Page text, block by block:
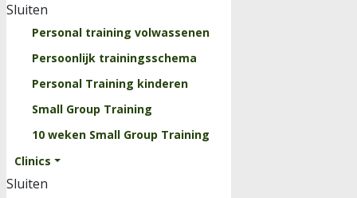
Sluiten
Personal training volwassenen
Persoonlijk trainingsschema
Personal Training kinderen
Small Group Training
10 weken Small Group Training
Clinics
Sluiten